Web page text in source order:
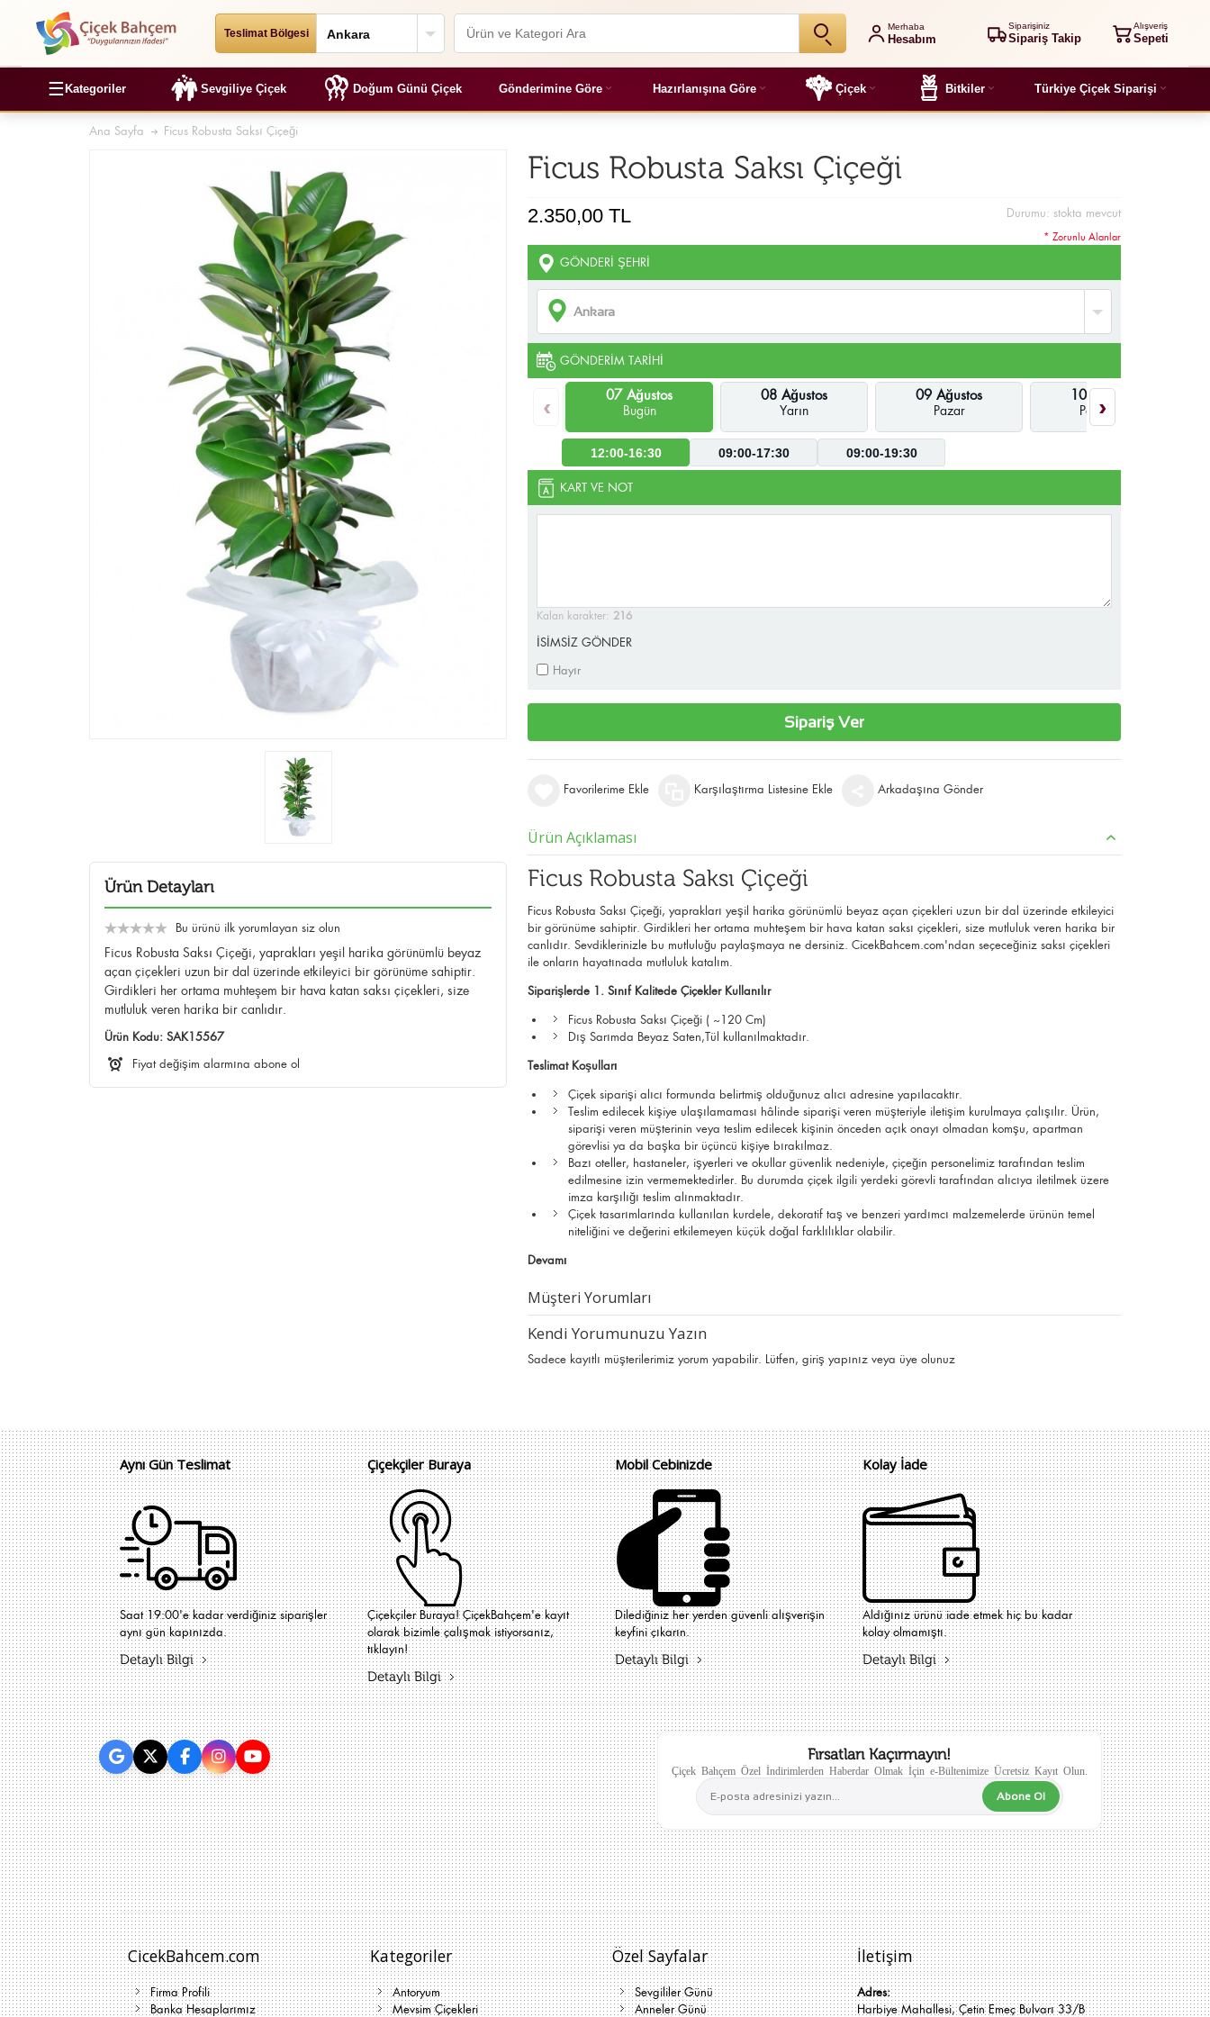
Teslimat Bölgesi
Merhaba
Hesabım
Siparişiniz
Sipariş Takip
Alışveriş
Sepeti
☰ Kategoriler Sevgiliye Çiçek Doğum Günü Çiçek Gönderimine Göre Hazırlanışına Göre Çiçek Bitkiler Türkiye Çiçek Siparişi
Ana Sayfa Ficus Robusta Saksı Çiçeği
Ürün Detayları
Bu ürünü ilk yorumlayan siz olun
Ficus Robusta Saksı Çiçeği, yaprakları yeşil harika görünümlü beyaz
açan çiçekleri uzun bir dal üzerinde etkileyici bir görünüme sahiptir.
Girdikleri her ortama muhteşem bir hava katan saksı çiçekleri, size
mutluluk veren harika bir canlıdır.
Ürün Kodu:SAK15567
Fiyat değişim alarmına abone ol
Ficus Robusta Saksı Çiçeği
Durumu: stokta mevcut
2.350,00 TL
GÖNDERI ŞEHRI
GÖNDERIM TARIHI
‹ 07 Ağustos
Bugün
08 Ağustos
Yarın
09 Ağustos
Pazar
10 Ağustos
Pazartesi
›
12:00-16:30 09:00-17:30 09:00-19:30
KART VE NOT
Kalan karakter: 216
İSİMSİZ GÖNDER
Hayır
* Zorunlu Alanlar
Sipariş Ver
Favorilerime Ekle Karşılaştırma Listesine Ekle Arkadaşına Gönder
Ürün Açıklaması
Ficus Robusta Saksı Çiçeği
Ficus Robusta Saksı Çiçeği, yaprakları yeşil harika görünümlü beyaz açan çiçekleri uzun bir dal üzerinde etkileyici
bir görünüme sahiptir. Girdikleri her ortama muhteşem bir hava katan saksı çiçekleri, size mutluluk veren harika bir
canlıdır. Sevdiklerinizle bu mutluluğu paylaşmaya ne dersiniz. CicekBahcem.com'ndan seçeceğiniz saksı çiçekleri
ile onların hayatınada mutluluk katalım.
Siparişlerde 1. Sınıf Kalitede Çiçekler Kullanılır
Ficus Robusta Saksı Çiçeği ( ~120 Cm)
Dış Sarımda Beyaz Saten,Tül kullanılmaktadır.
Teslimat Koşulları
Çiçek siparişi alıcı formunda belirtmiş olduğunuz alıcı adresine yapılacaktır.
Teslim edilecek kişiye ulaşılamaması hâlinde siparişi veren müşteriyle iletişim kurulmaya çalışılır. Ürün,
siparişi veren müşterinin veya teslim edilecek kişinin önceden açık onayı olmadan komşu, apartman
görevlisi ya da başka bir üçüncü kişiye bırakılmaz.
Bazı oteller, hastaneler, işyerleri ve okullar güvenlik nedeniyle, çiçeğin personelimiz tarafından teslim
edilmesine izin vermemektedirler. Bu durumda çiçek ilgili yerdeki görevli tarafından alıcıya iletilmek üzere
imza karşılığı teslim alınmaktadır.
Çiçek tasarımlarında kullanılan kurdele, dekoratif taş ve benzeri yardımcı malzemelerde ürünün temel
niteliğini ve değerini etkilemeyen küçük doğal farklılıklar olabilir.
Devamı
Müşteri Yorumları
Kendi Yorumunuzu Yazın
Sadece kayıtlı müşterilerimiz yorum yapabilir. Lütfen,giriş yapınız veya üye olunuz
Aynı Gün Teslimat
Saat 19:00'e kadar verdiğiniz siparişler
aynı gün kapınızda.
Detaylı Bilgi
Çiçekçiler Buraya
Çiçekçiler Buraya! ÇiçekBahçem'e kayıt
olarak bizimle çalışmak istiyorsanız,
tıklayın!
Detaylı Bilgi
Mobil Cebinizde
Dilediğiniz her yerden güvenli alışverişin
keyfini çıkarın.
Detaylı Bilgi
Kolay İade
Aldığınız ürünü iade etmek hiç bu kadar
kolay olmamıştı.
Detaylı Bilgi
Fırsatları Kaçırmayın!
Çiçek Bahçem Özel İndirimlerden Haberdar Olmak İçin e-Bültenimize Ücretsiz Kayıt Olun.
Abone Ol
CicekBahcem.com
Firma Profili
Banka Hesaplarımız
Kategoriler
Antoryum
Mevsim Çiçekleri
Özel Sayfalar
Sevgililer Günü
Anneler Günü
İletişim
Adres:
Harbiye Mahallesi, Çetin Emeç Bulvarı 33/B